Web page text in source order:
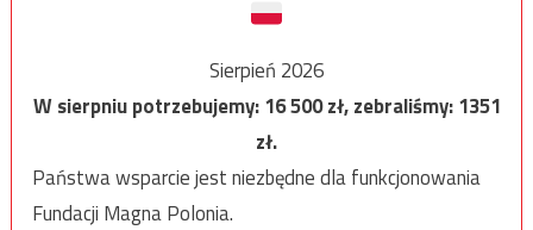
Sierpień 2026
W sierpniu potrzebujemy:16 500zł, zebraliśmy:1351
zł.
Państwa wsparcie jest niezbędne dla funkcjonowania
Fundacji Magna Polonia.